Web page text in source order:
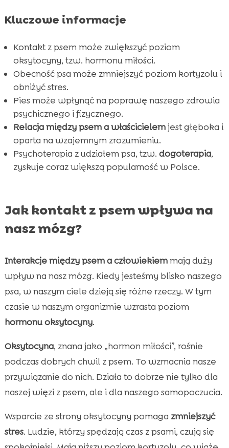
 Jak wybrać odpowiednią karmę dla psa?
jedzenie dla psów
Psychologia zwierząt domowych: Sposób na
lepsze zrozumienie
Interakcje między psem a człowiekiem w
codziennym życiu
Znaczenie aktywności fizycznej dla psa i
właściciela
 Wniosek
 FAQ
Kluczowe informacje
Kontakt z psem może zwiększyć poziom
oksytocyny, tzw. hormonu miłości.
Obecność psa może zmniejszyć poziom kortyzolu i
obniżyć stres.
Pies może wpłynąć na poprawę naszego zdrowia
psychicznego i fizycznego.
Relacja między psem a właścicielemjest głęboka i
oparta na wzajemnym zrozumieniu.
Psychoterapia z udziałem psa, tzw. dogoterapia,
zyskuje coraz większą popularność w Polsce.
Jak kontakt z psem wpływa na
nasz mózg?
Interakcje między psem a człowiekiemmają duży
wpływ na nasz mózg. Kiedy jesteśmy blisko naszego
psa, w naszym ciele dzieją się różne rzeczy. W tym
czasie w naszym organizmie wzrasta poziom
hormonu oksytocyny.
Oksytocyna, znana jako „hormon miłości”, rośnie
podczas dobrych chwil z psem. To wzmacnia nasze
przywiązanie do nich. Działa to dobrze nie tylko dla
naszej więzi z psem, ale i dla naszego samopoczucia.
Wsparcie ze strony oksytocyny pomaga zmniejszyć
stres. Ludzie, którzy spędzają czas z psami, czują się